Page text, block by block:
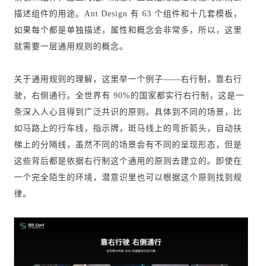
描述组件的用途。Ant Design 有 63 个组件和十几套模板，
如果每个都是单独描述，属性和概念会非常多，所以，这里
就需要一层通用规则的概念。
关于通用规则的理解，这里举一个例子——右行制，靠右行
驶，右侧通行。全世界有 90%的国家都实行右行制，这是一
条深入人心且得到广泛共识的原则。具体到不同的场景，比
如马路上的行车线，指示牌，斑马线上的弯折箭头，自动扶
梯上的分隔线，虽然不同的场景会有不同的呈现形态，但是
这些背后都是依据右行制这个通用的原则去建立的。即使在
一个完全陌生的环境，潜意识里也可以根据这个原则找到规
律。